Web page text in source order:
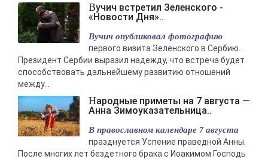
Вучич встретил Зеленского -
«Новости Дня»..
Вучич опубликовал фотографию
первого визита Зеленского в Сербию.
Президент Сербии выразил надежду, что встреча будет
способствовать дальнейшему развитию отношений
между...
Народные приметы на 7 августа —
Анна Зимоуказательница..
В православном календаре 7 августа
празднуется Успение праведной Анны.
После многих лет бездетного брака с Иоакимом Господь